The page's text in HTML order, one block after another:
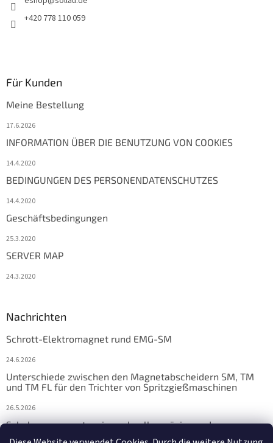
+420 778 110 059
Für Kunden
Meine Bestellung
17.6.2026
INFORMATION ÜBER DIE BENUTZUNG VON COOKIES
14.4.2020
BEDINGUNGEN DES PERSONENDATENSCHUTZES
14.4.2020
Geschäftsbedingungen
25.3.2020
SERVER MAP
24.3.2020
Nachrichten
Schrott-Elektromagnet rund EMG-SM
24.6.2026
Unterschiede zwischen den Magnetabscheidern SM, TM
und TM FL für den Trichter von Spritzgießmaschinen
26.5.2026
Schalungsmagnete: eine schnelle, präzise und